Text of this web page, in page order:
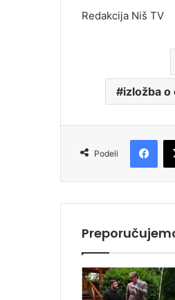
Redakcija Niš TV
izložba o
Podeli